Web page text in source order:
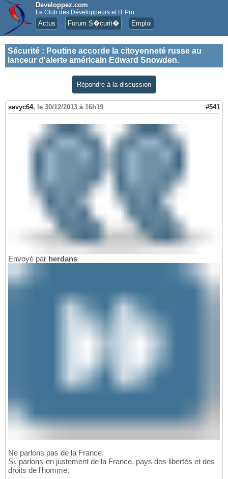
Developpez.com
Le Club des Développeurs et IT Pro
Actus Forum S�curit� Emploi
Sécurité : Poutine accorde la citoyenneté russe au
lanceur d'alerte américain Edward Snowden.
Répondre à la discussion
sevyc64, le 30/12/2013 à 16h19 #541
Envoyé par herdans
Ne parlons pas de la France.
Si, parlons-en justement de la France, pays des libertés et des
droits de l'homme.